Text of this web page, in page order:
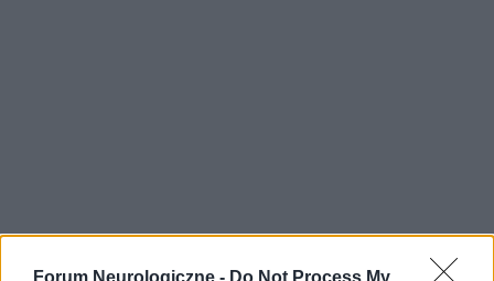
Forum Neurologiczne - Do Not Process My